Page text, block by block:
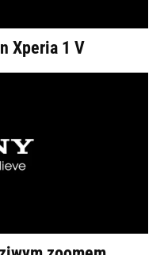
Xperia 1 V